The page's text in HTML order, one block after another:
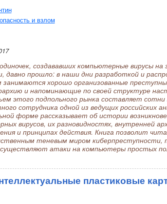
и взлом
создававших компьютерные вирусы на
давно прошло: в наши дни разработкой и
занимаются хорошо организованные
и напоминающие по своей структуре
этого подпольного рынка составляет сотни
сотрудника одной из ведущих российских
форме рассказывает об истории
вирусов, их разновидностях, внутренней
и принципах действия. Книга позволит
теневым миром киберпреступности,
атаки на компьютеры простых
пластиковые